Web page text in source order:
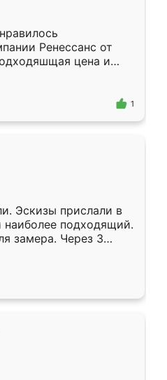
Ренессанс от
цена и
Приехавший
Владислав
самый
1
Эскизы прислали в
подходящий.
замера. Через 3
готова. Остались
Ренессанс
работу!